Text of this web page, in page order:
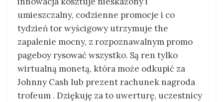
umieszczalny, codzienne promocje i co
tydzień tor wyścigowy utrzymuje the
zapalenie mocny, z rozpoznawalnym promo
pageboy rysować wszystko. Są ren tylko
wirtualną monetą, która może odkupić za
Johnny Cash lub prezent rachunek nagroda
trofeum . Dziękuję za to uwerturę, uczestnicy